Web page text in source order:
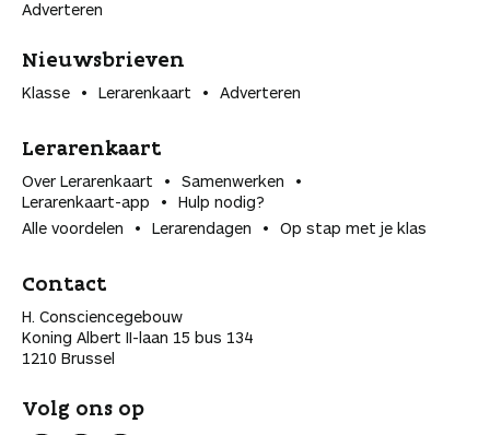
Adverteren
Nieuwsbrieven
Klasse Lerarenkaart Adverteren
Lerarenkaart
Over Lerarenkaart
Samenwerken
Lerarenkaart-app
Hulp nodig?
Alle voordelen
Lerarendagen Op stap met je klas
Contact
H. Consciencegebouw
Koning Albert II-laan 15 bus 134
1210 Brussel
Volg ons op